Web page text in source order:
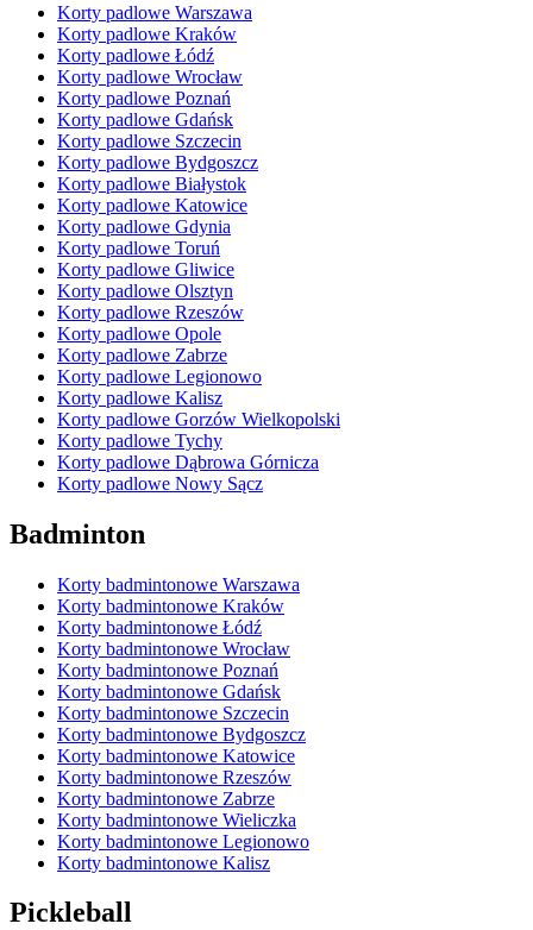
Korty padlowe Warszawa
Korty padlowe Kraków
Korty padlowe Łódź
Korty padlowe Wrocław
Korty padlowe Poznań
Korty padlowe Gdańsk
Korty padlowe Szczecin
Korty padlowe Bydgoszcz
Korty padlowe Białystok
Korty padlowe Katowice
Korty padlowe Gdynia
Korty padlowe Toruń
Korty padlowe Gliwice
Korty padlowe Olsztyn
Korty padlowe Rzeszów
Korty padlowe Opole
Korty padlowe Zabrze
Korty padlowe Legionowo
Korty padlowe Kalisz
Korty padlowe Gorzów Wielkopolski
Korty padlowe Tychy
Korty padlowe Dąbrowa Górnicza
Korty padlowe Nowy Sącz
Badminton
Korty badmintonowe Warszawa
Korty badmintonowe Kraków
Korty badmintonowe Łódź
Korty badmintonowe Wrocław
Korty badmintonowe Poznań
Korty badmintonowe Gdańsk
Korty badmintonowe Szczecin
Korty badmintonowe Bydgoszcz
Korty badmintonowe Katowice
Korty badmintonowe Rzeszów
Korty badmintonowe Zabrze
Korty badmintonowe Wieliczka
Korty badmintonowe Legionowo
Korty badmintonowe Kalisz
Pickleball